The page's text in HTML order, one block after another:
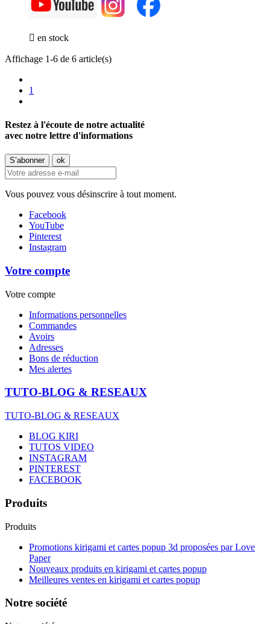
 en stock
Affichage 1-6 de 6 article(s)
1
Restez à l'écoute de notre actualité
avec notre lettre d'informations
Vous pouvez vous désinscrire à tout moment.
Facebook
YouTube
Pinterest
Instagram
Votre compte
Votre compte
Informations personnelles
Commandes
Avoirs
Adresses
Bons de réduction
Mes alertes
TUTO-BLOG & RESEAUX
TUTO-BLOG & RESEAUX
BLOG KIRI
TUTOS VIDEO
INSTAGRAM
PINTEREST
FACEBOOK
Produits
Produits
Promotions kirigami et cartes popup 3d proposées par Love
Paper
Nouveaux produits en kirigami et cartes popup
Meilleures ventes en kirigami et cartes popup
Notre société